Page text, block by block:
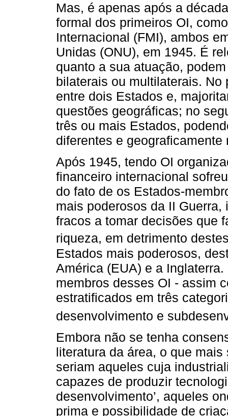
Mas, é apenas após a
formal dos primeiros OI,
Internacional (FMI), ambos
Unidas (ONU), em 1945. É
quanto a sua atuação,
bilaterais ou multilaterais.
entre dois Estados e,
questões geográficas; no
três ou mais Estados,
diferentes e geograficamente
Após 1945, tendo OI
financeiro internacional
do fato de os Estados-
mais poderosos da II
fracos a tomar decisões que
riqueza, em detrimento
Estados mais poderosos,
América (EUA) e a
membros desses OI - assim
estratificados em três
desenvolvimento e
Embora não se tenha
literatura da área, o que mais
seriam aqueles cuja
capazes de produzir
desenvolvimento’, aqueles
prima e possibilidade de